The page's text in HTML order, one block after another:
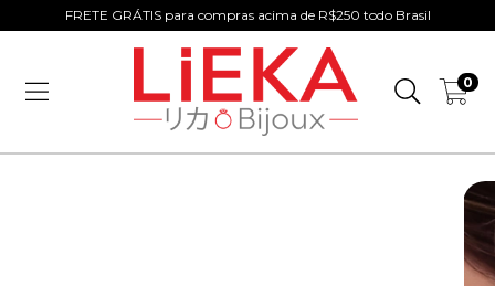
FRETE GRÁTIS para compras acima de R$250 todo Brasil
0